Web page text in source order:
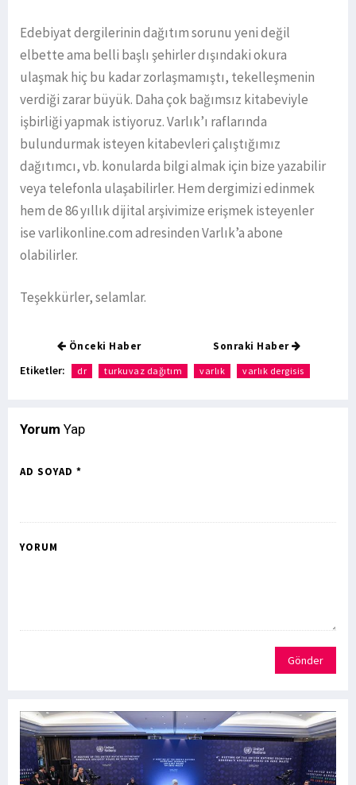
Edebiyat dergilerinin dağıtım sorunu yeni değil
elbette ama belli başlı şehirler dışındaki okura
ulaşmak hiç bu kadar zorlaşmamıştı, tekelleşmenin
verdiği zarar büyük. Daha çok bağımsız kitabeviyle
işbirliği yapmak istiyoruz. Varlık’ı raflarında
bulundurmak isteyen kitabevleri çalıştığımız
dağıtımcı, vb. konularda bilgi almak için bize yazabilir
veya telefonla ulaşabilirler. Hem dergimizi edinmek
hem de 86 yıllık dijital arşivimize erişmek isteyenler
ise varlikonline.com adresinden Varlık’a abone
olabilirler.
Teşekkürler, selamlar.
Önceki Haber Sonraki Haber
Etiketler: dr turkuvaz dağıtım varlık varlık dergisis
Yorum Yap
AD SOYAD *
YORUM
Gönder